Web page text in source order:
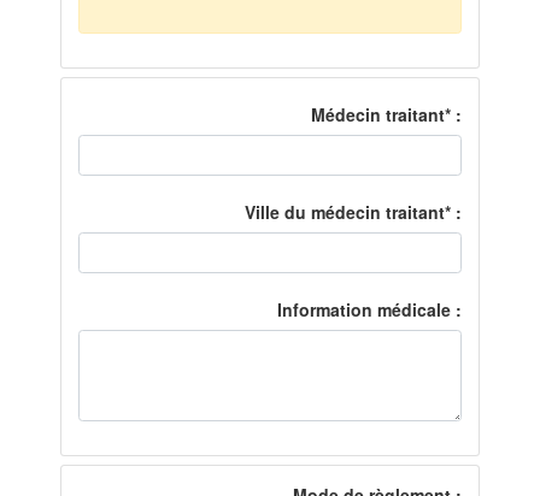
Médecin traitant* :
Ville du médecin traitant* :
Information médicale :